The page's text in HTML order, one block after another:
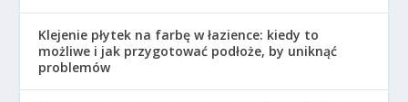
Klejenie płytek na farbę w łazience: kiedy to
możliwe i jak przygotować podłoże, by uniknąć
problemów